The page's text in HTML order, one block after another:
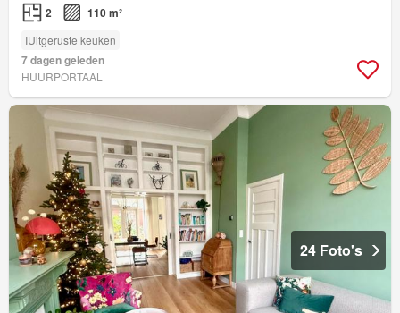
2 110 m²
IUitgeruste keuken
7 dagen geleden
HUURPORTAAL
24 Foto's